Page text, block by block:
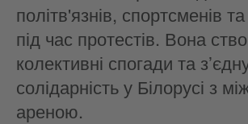
політв'язнів, спортсменів
під час протестів. Вона
колективні спогади та
солідарність у Білорусі з
ареною.